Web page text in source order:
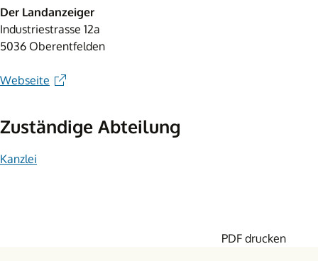
Der Landanzeiger
Industriestrasse 12a
5036 Oberentfelden
Webseite
Zuständige Abteilung
Kanzlei
PDF drucken